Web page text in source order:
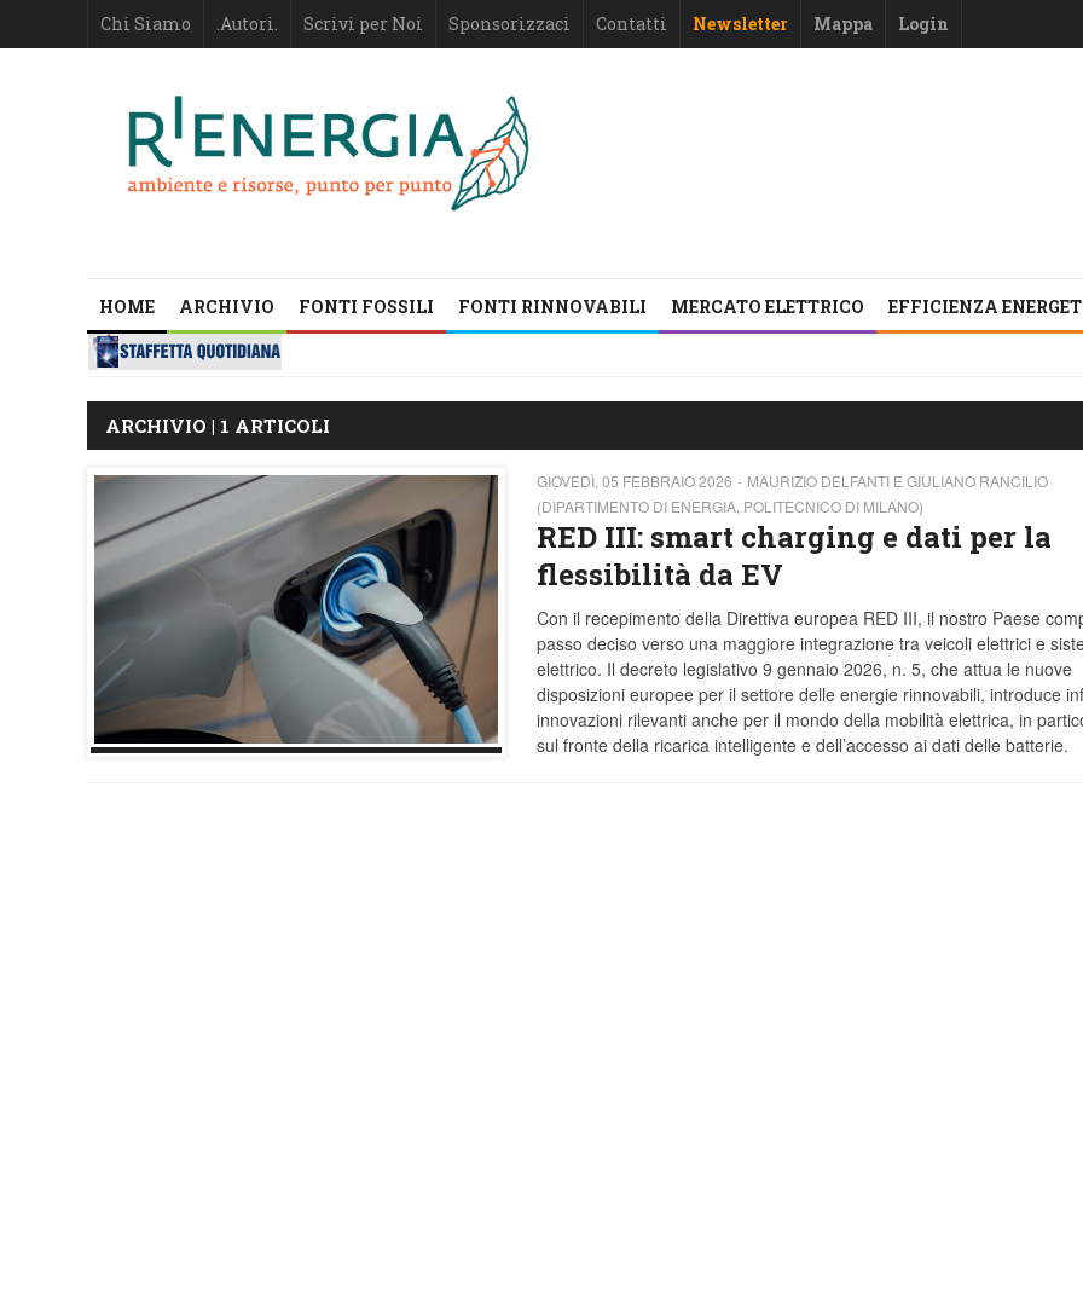
Chi Siamo .Autori. Scrivi per Noi Sponsorizzaci Contatti Newsletter Mappa Login
HOME ARCHIVIO FONTI FOSSILI FONTI RINNOVABILI MERCATO ELETTRICO EFFICIENZA
ARCHIVIO | 1 ARTICOLI
GIOVEDÌ, 05 FEBBRAIO 2026
MAURIZIO DELFANTI E GIULIANO RANCILIO
(DIPARTIMENTO DI ENERGIA, POLITECNICO DI MILANO)
RED III: smart charging e dati per la
flessibilità da EV
Con il recepimento della Direttiva europea RED III, il nostro Paese
passo deciso verso una maggiore integrazione tra veicoli elettrici e
elettrico. Il decreto legislativo 9 gennaio 2026, n. 5, che attua le nuove
disposizioni europee per il settore delle energie rinnovabili, introduce
innovazioni rilevanti anche per il mondo della mobilità elettrica, in
sul fronte della ricarica intelligente e dell’accesso ai dati delle batterie.